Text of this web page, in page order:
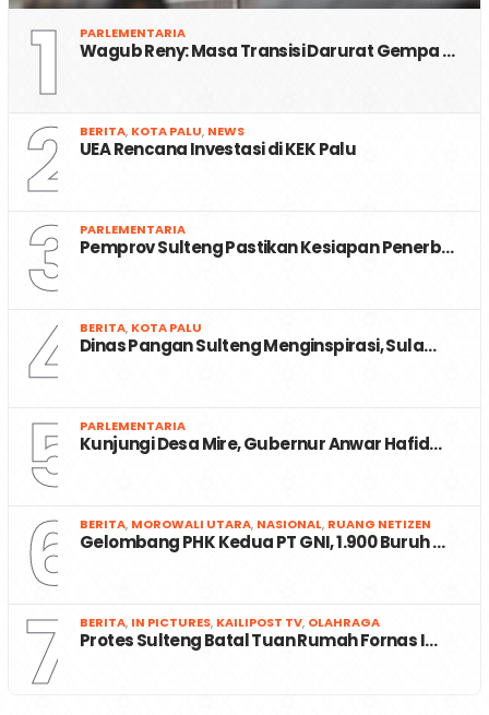
1 PARLEMENTARIA
Wagub Reny: Masa Transisi Darurat Gempa …
2 BERITA, KOTA PALU, NEWS
UEA Rencana Investasi di KEK Palu
3 PARLEMENTARIA
Pemprov Sulteng Pastikan Kesiapan Penerb…
4 BERITA, KOTA PALU
Dinas Pangan Sulteng Menginspirasi, Sula…
5 PARLEMENTARIA
Kunjungi Desa Mire, Gubernur Anwar Hafid…
6 BERITA, MOROWALI UTARA, NASIONAL, RUANG NETIZEN
Gelombang PHK Kedua PT GNI, 1.900 Buruh …
7 BERITA, IN PICTURES, KAILIPOST TV, OLAHRAGA
Protes Sulteng Batal Tuan Rumah Fornas I…